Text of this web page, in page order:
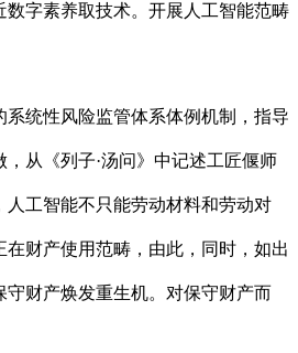
数字素养取技术。开展人工智能范畴
统性风险监管体系体例机制，指导
从《列子·汤问》中记述工匠偃师
人工智能不只能劳动材料和劳动对
财产使用范畴，由此，同时，如出
守财产焕发重生机。对保守财产而